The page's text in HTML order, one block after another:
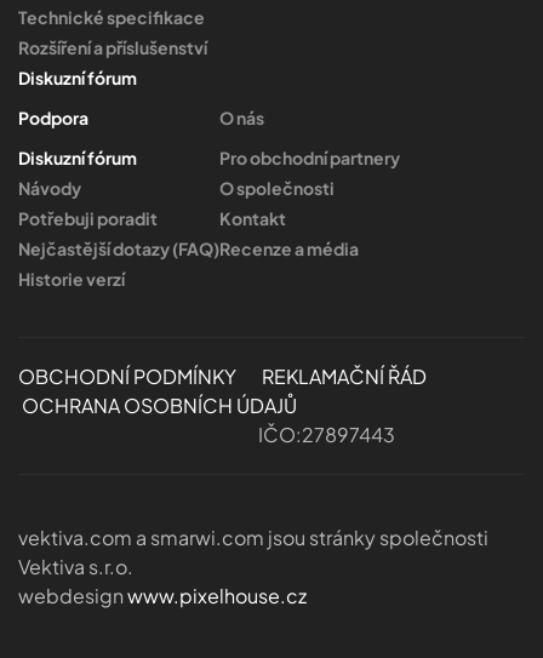
Technické specifikace
Rozšíření a příslušenství
Diskuzní fórum
Podpora
Diskuzní fórum
Návody
Potřebuji poradit
Nejčastější dotazy (FAQ)
Historie verzí
O nás
Pro obchodní partnery
O společnosti
Kontakt
Recenze a média
OBCHODNÍ PODMÍNKY
REKLAMAČNÍ ŘÁD
OCHRANA OSOBNÍCH ÚDAJŮ
IČO:27897443
vektiva.com a smarwi.com jsou stránky společnosti
Vektiva s.r.o.
webdesignwww.pixelhouse.cz